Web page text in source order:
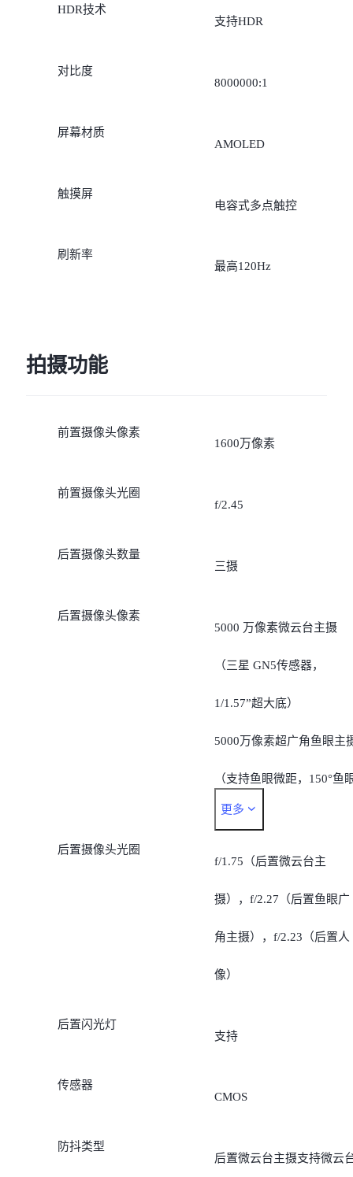
HDR技术
支持HDR
对比度
8000000:1
屏幕材质
AMOLED
触摸屏
电容式多点触控
刷新率
最高120Hz
拍摄功能
前置摄像头像素
1600万像素
前置摄像头光圈
f/2.45
后置摄像头数量
三摄
后置摄像头像素
5000 万像素微云台主摄
（三星 GN5传感器，
1/1.57”超大底）
5000万像素超广角鱼眼主
（支持鱼眼微距，150°鱼
超广角，开启广角矫正后
角大小为 120°）
1600万像素人像镜头
（60mm等效焦距）
更多
后置摄像头光圈
f/1.75（后置微云台主
摄），f/2.27（后置鱼眼广
角主摄），f/2.23（后置人
像）
后置闪光灯
支持
传感器
CMOS
防抖类型
后置微云台主摄支持微云